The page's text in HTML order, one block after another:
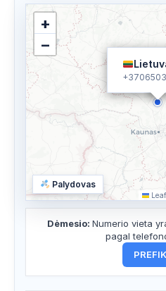
+
−
Palydovas
Dėmesio: Numerio vieta
pagal